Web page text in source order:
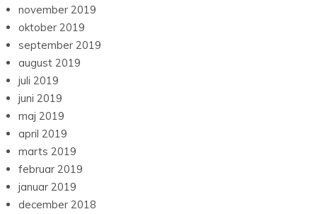
november 2019
oktober 2019
september 2019
august 2019
juli 2019
juni 2019
maj 2019
april 2019
marts 2019
februar 2019
januar 2019
december 2018